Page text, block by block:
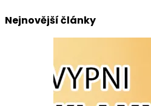
Nejnovější články